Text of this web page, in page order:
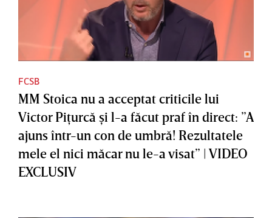
FCSB
MM Stoica nu a acceptat criticile lui
Victor Piţurcă şi l-a făcut praf în direct: ”A
ajuns într-un con de umbră! Rezultatele
mele el nici măcar nu le-a visat” | VIDEO
EXCLUSIV